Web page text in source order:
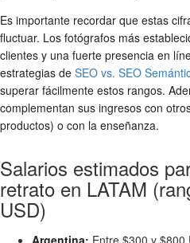
Es importante recordar que estas
fluctuar. Los fotógrafos más
clientes y una fuerte presencia en
estrategias de SEO vs. SEO
superar fácilmente estos rangos.
complementan sus ingresos con
productos) o con la enseñanza.
Salarios estimados
retrato en LATAM
USD)